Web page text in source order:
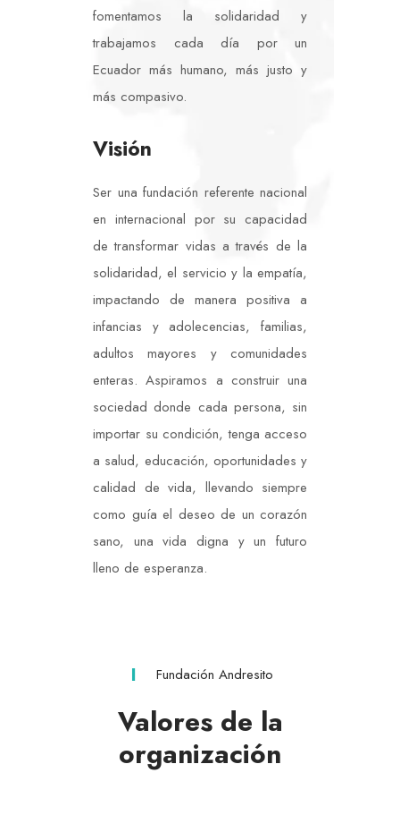
fomentamos la solidaridad y
trabajamos cada día por un
Ecuador más humano, más justo y
más compasivo.
Visión
Ser una fundación referente nacional
en internacional por su capacidad
de transformar vidas a través de la
solidaridad, el servicio y la empatía,
impactando de manera positiva a
infancias y adolecencias, familias,
adultos mayores y comunidades
enteras. Aspiramos a construir una
sociedad donde cada persona, sin
importar su condición, tenga acceso
a salud, educación, oportunidades y
calidad de vida, llevando siempre
como guía el deseo de un corazón
sano, una vida digna y un futuro
lleno de esperanza.
Fundación Andresito
Valores de la
organización